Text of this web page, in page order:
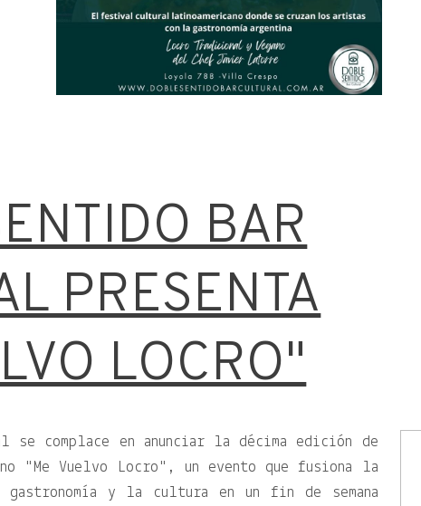
BAR
PRESENTA
LOCRO"
se complace en anunciar la décima edición de
Me Vuelvo Locro
, un evento que fusiona la
y la cultura en un fin de semana